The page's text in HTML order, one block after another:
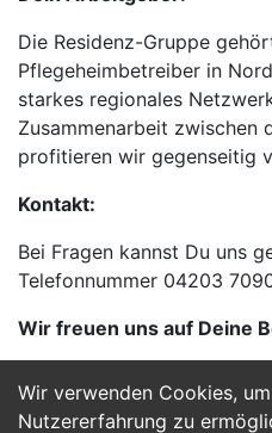
Wir verwenden Cookies,
Nutzererfahrung zu
Die Residenz-Gruppe
Pflegeheimbetreiber in
starkes regionales
Zusammenarbeit zwischen
profitieren wir gegenseitig
Kontakt:
Bei Fragen kannst Du uns
Telefonnummer 04203
Wir freuen uns auf Deine
Jetzt